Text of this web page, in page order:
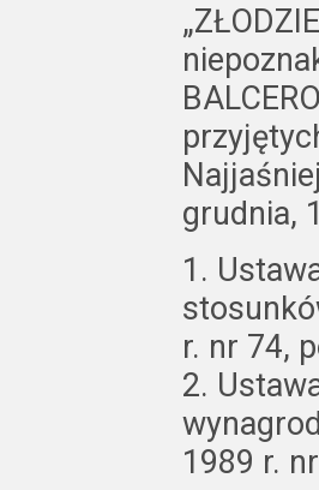
grudnia,
1.
r. nr 74,
2.
1989 r.